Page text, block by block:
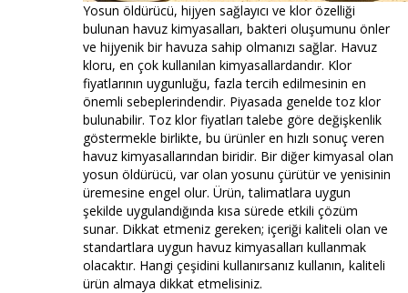
Yosun öldürücü, hijyen sağlayıcı ve klor özelliği
bulunan havuz kimyasalları, bakteri oluşumunu önler
ve hijyenik bir havuza sahip olmanızı sağlar. Havuz
kloru, en çok kullanılan kimyasallardandır. Klor
fiyatlarının uygunluğu, fazla tercih edilmesinin en
önemli sebeplerindendir. Piyasada genelde toz klor
bulunabilir. Toz klor fiyatları talebe göre değişkenlik
göstermekle birlikte, bu ürünler en hızlı sonuç veren
havuz kimyasallarından biridir. Bir diğer kimyasal olan
yosun öldürücü, var olan yosunu çürütür ve yenisinin
üremesine engel olur. Ürün, talimatlara uygun
şekilde uygulandığında kısa sürede etkili çözüm
sunar. Dikkat etmeniz gereken; içeriği kaliteli olan ve
standartlara uygun havuz kimyasalları kullanmak
olacaktır. Hangi çeşidini kullanırsanız kullanın, kaliteli
ürün almaya dikkat etmelisiniz.